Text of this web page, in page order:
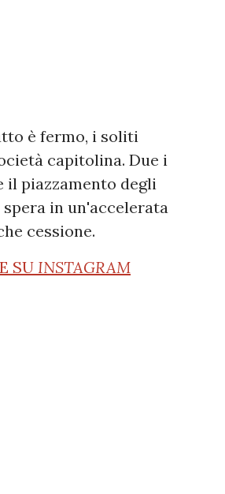
è fermo, i soliti
capitolina. Due i
piazzamento degli
spera in un'accelerata
cessione.
SU INSTAGRAM